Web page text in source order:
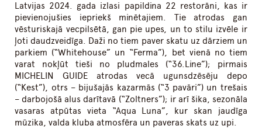
Latvijas 2024. gada izlasi papildina 22 restorāni, kas ir
pievienojušies iepriekš minētajiem. Tie atrodas gan
vēsturiskajā vecpilsētā, gan pie upes, un to stilu izvēle ir
ļoti daudzveidīga. Daži no tiem paver skatu uz dārziem un
parkiem (“Whitehouse” un “Ferma”), bet vienā no tiem
varat nokļūt tieši no pludmales (“36.Line”); pirmais
MICHELIN GUIDE atrodas vecā ugunsdzēsēju depo
(“Kest”), otrs – bijušajās kazarmās (“3 pavāri”) un trešais
– darbojošā alus darītavā (“Zoltners”); ir arī šika, sezonāla
vasaras atpūtas vieta “Aqua Luna”, kur skan jaudīga
mūzika, valda kluba atmosfēra un paveras skats uz upi.